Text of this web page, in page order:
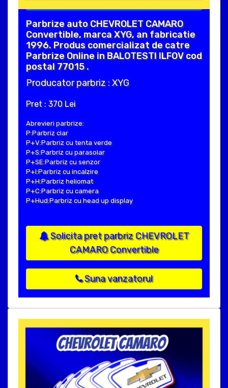
Parbrize auto CHEVROLET CAMARO
Convertible, marca XYG, an fabricatie
1996. Produs comercializat de catre
Parbrize Online in BALOTESTI ILFOV cod
postal 77015 .
Producator parbriz : XYG
Pret : 370 Lei
Abrevieri parbrize:
P:Parbriz clar
P+V:Parbriz cu tenta verde
P+S:Parbriz cu parasolar
P+SE:Parbriz cu senzor
P+I:Parbriz cu incalzire
P+H:Parbriz heliomat
P+C:Parbriz cu camera
P+Hud:Parbriz cu head up display
Solicita pret parbriz CHEVROLET
CAMARO Convertible
Suna vanzatorul